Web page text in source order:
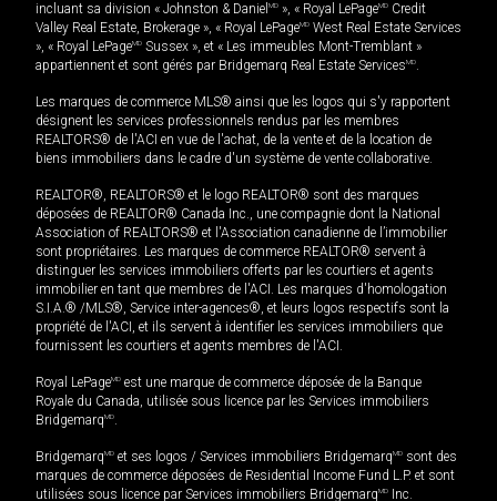
incluant sa division « Johnston & Daniel MD », « Royal LePageMD Credit
Valley Real Estate, Brokerage », « Royal LePageMD West Real Estate Services
», « Royal LePageMD Sussex », et « Les immeubles Mont-Tremblant »
appartiennent et sont gérés par Bridgemarq Real Estate ServicesMD.
Les marques de commerce MLS® ainsi que les logos qui s'y rapportent
désignent les services professionnels rendus par les membres
REALTORS® de l'ACI en vue de l'achat, de la vente et de la location de
biens immobiliers dans le cadre d'un système de vente collaborative.
REALTOR®, REALTORS® et le logo REALTOR® sont des marques
déposées de REALTOR® Canada Inc., une compagnie dont la National
Association of REALTORS® et l'Association canadienne de l’immobilier
sont propriétaires. Les marques de commerce REALTOR® servent à
distinguer les services immobiliers offerts par les courtiers et agents
immobilier en tant que membres de l'ACI. Les marques d'homologation
S.I.A.® /MLS®, Service inter-agences®, et leurs logos respectifs sont la
propriété de l'ACI, et ils servent à identifier les services immobiliers que
fournissent les courtiers et agents membres de l'ACI.
Royal LePageMD est une marque de commerce déposée de la Banque
Royale du Canada, utilisée sous licence par les Services immobiliers
BridgemarqMD.
BridgemarqMD et ses logos / Services immobiliers BridgemarqMD sont des
marques de commerce déposées de Residential Income Fund L.P. et sont
utilisées sous licence par Services immobiliers BridgemarqMD Inc.